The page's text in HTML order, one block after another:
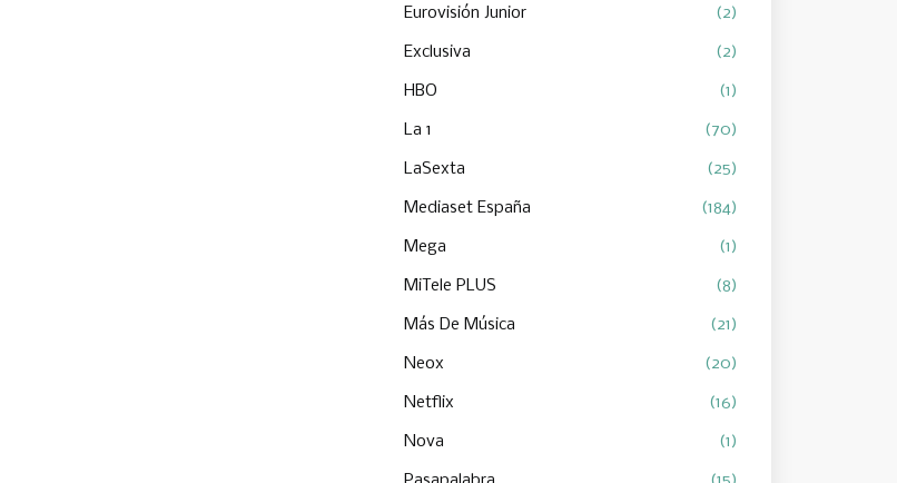
Eurovisión Junior (2)
Exclusiva (2)
HBO (1)
La 1 (70)
LaSexta (25)
Mediaset España (184)
Mega (1)
MiTele PLUS (8)
Más De Música (21)
Neox (20)
Netflix (16)
Nova (1)